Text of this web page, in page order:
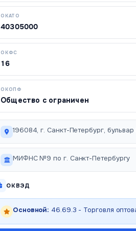
ОКАТО
40305000
ОКФС
16
ОКОПФ
Общество с ограничен
196084, г. Санкт-Петербург,
МИФНС №9 по г. Санкт-Петербургу
ОКВЭД
Основной: 46.69.3 - Торговля